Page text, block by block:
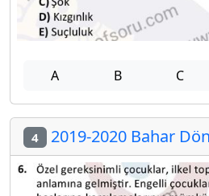
A B C
4 2019-2020 Bahar